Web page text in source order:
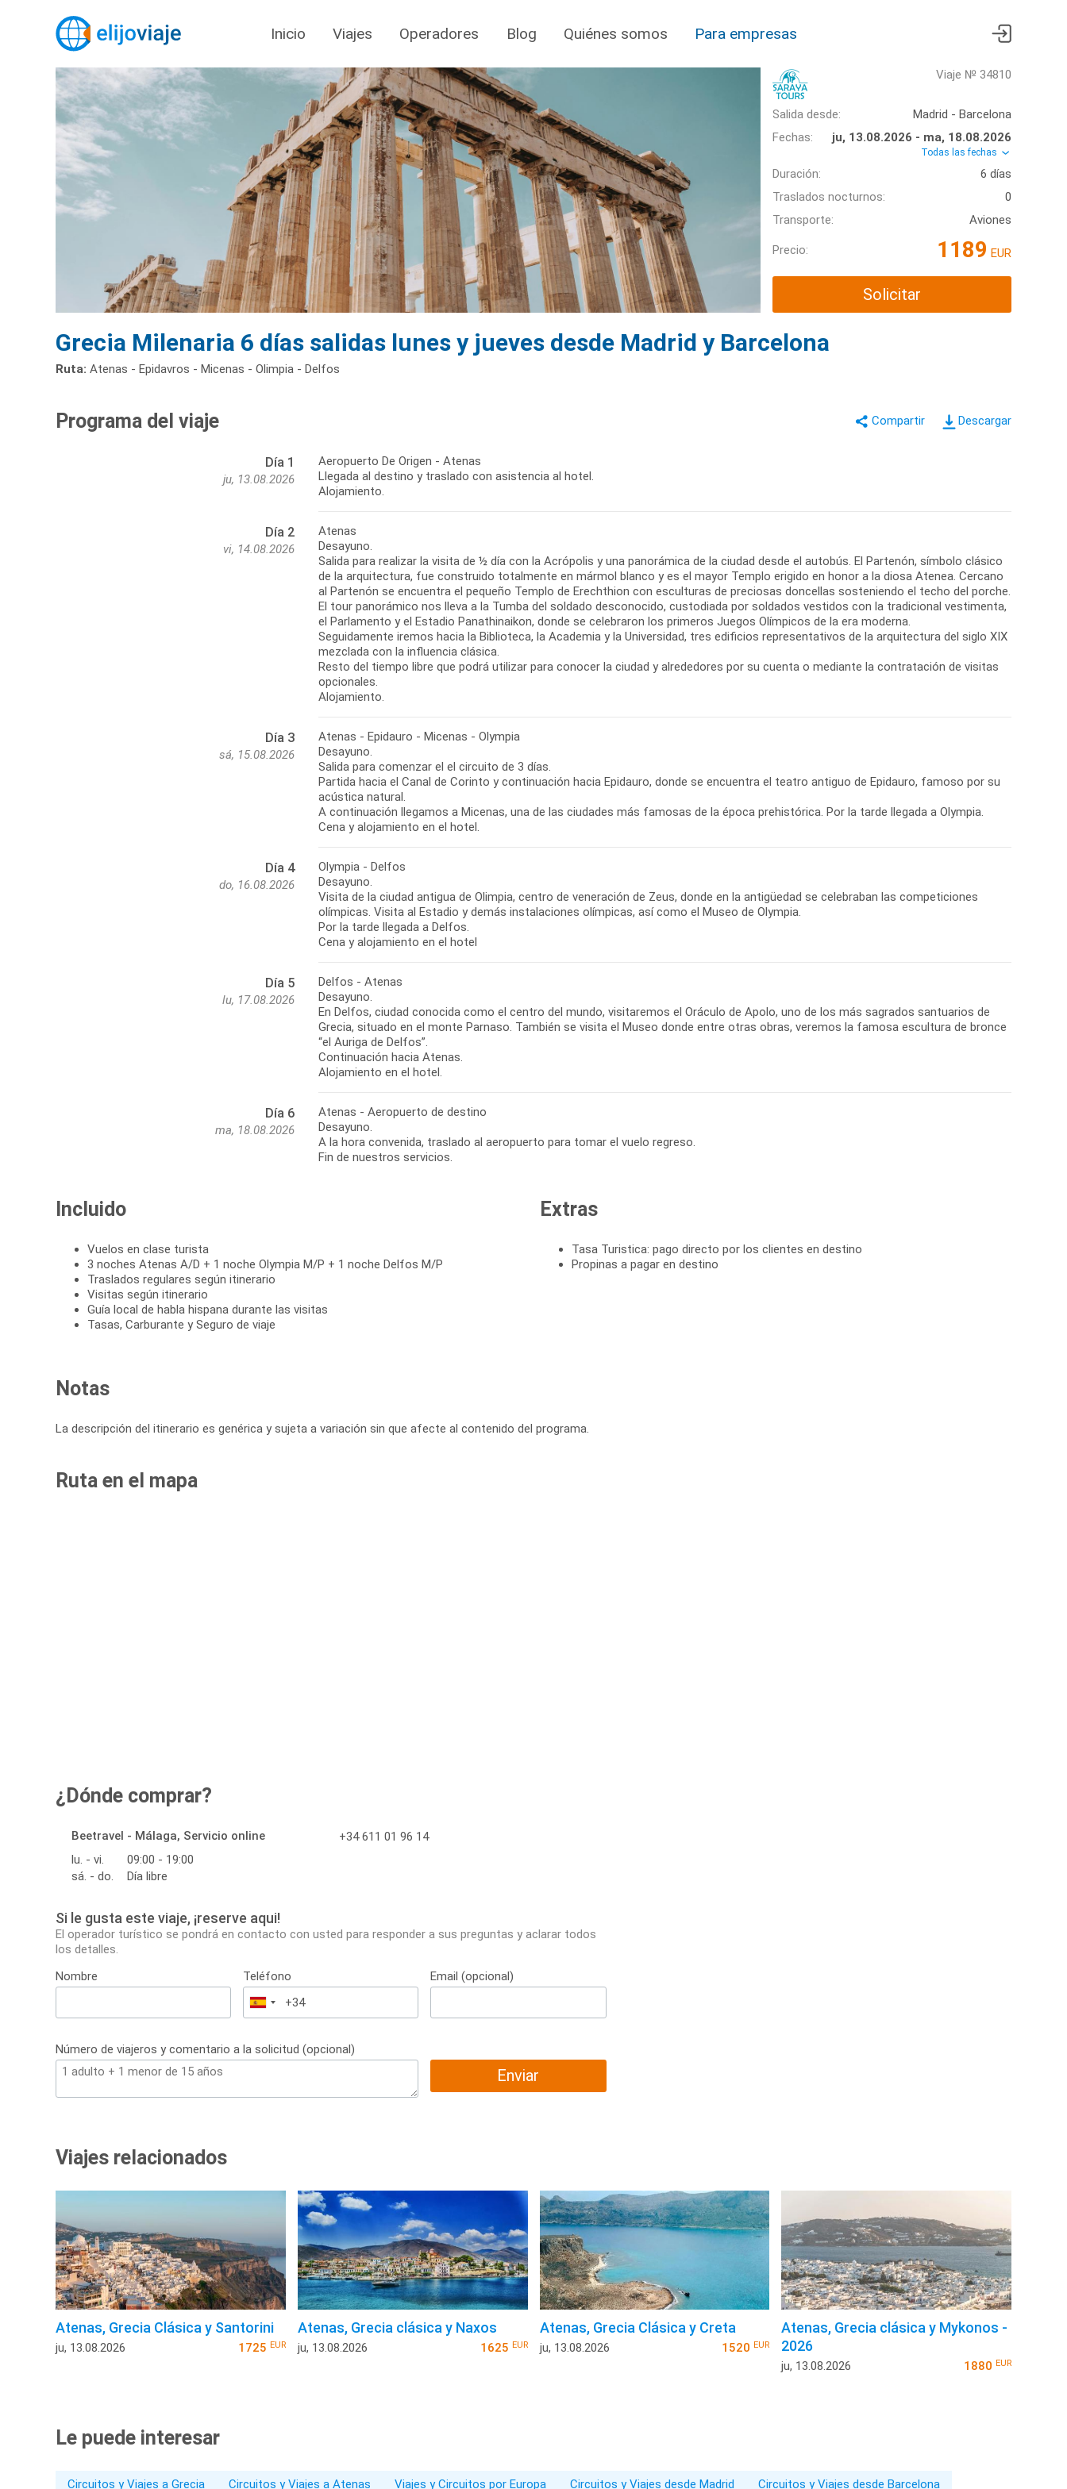
Inicio Viajes Operadores Blog Quiénes somos Para empresas
Viaje № 34810
Salida desde:
Madrid - Barcelona
Fechas:
ju, 13.08.2026 - ma, 18.08.2026
Todas las fechas
Duración:
6 días
Traslados nocturnos:
0
Transporte:
Aviones
Precio: 1189 EUR
Solicitar
Grecia Milenaria 6 días salidas lunes y jueves desde Madrid y Barcelona
Ruta: Atenas - Epidavros - Micenas - Olimpia - Delfos
Descargar
Programa del viaje
Día 1
ju, 13.08.2026
Aeropuerto De Origen - Atenas
Llegada al destino y traslado con asistencia al hotel.
Alojamiento.
Día 2
vi, 14.08.2026
Atenas
Desayuno.
Salida para realizar la visita de ½ día con la Acrópolis y una panorámica de la ciudad desde el autobús. El Partenón, símbolo clásico
de la arquitectura, fue construido totalmente en mármol blanco y es el mayor Templo erigido en honor a la diosa Atenea. Cercano
al Partenón se encuentra el pequeño Templo de Erechthion con esculturas de preciosas doncellas sosteniendo el techo del porche.
El tour panorámico nos lleva a la Tumba del soldado desconocido, custodiada por soldados vestidos con la tradicional vestimenta,
el Parlamento y el Estadio Panathinaikon, donde se celebraron los primeros Juegos Olímpicos de la era moderna.
Seguidamente iremos hacia la Biblioteca, la Academia y la Universidad, tres edificios representativos de la arquitectura del siglo XIX
mezclada con la influencia clásica.
Resto del tiempo libre que podrá utilizar para conocer la ciudad y alrededores por su cuenta o mediante la contratación de visitas
opcionales.
Alojamiento.
Día 3
sá, 15.08.2026
Atenas - Epidauro - Micenas - Olympia
Desayuno.
Salida para comenzar el el circuito de 3 días.
Partida hacia el Canal de Corinto y continuación hacia Epidauro, donde se encuentra el teatro antiguo de Epidauro, famoso por su
acústica natural.
A continuación llegamos a Micenas, una de las ciudades más famosas de la época prehistórica. Por la tarde llegada a Olympia.
Cena y alojamiento en el hotel.
Día 4
do, 16.08.2026
Olympia - Delfos
Desayuno.
Visita de la ciudad antigua de Olimpia, centro de veneración de Zeus, donde en la antigüedad se celebraban las competiciones
olímpicas. Visita al Estadio y demás instalaciones olímpicas, así como el Museo de Olympia.
Por la tarde llegada a Delfos.
Cena y alojamiento en el hotel
Día 5
lu, 17.08.2026
Delfos - Atenas
Desayuno.
En Delfos, ciudad conocida como el centro del mundo, visitaremos el Oráculo de Apolo, uno de los más sagrados santuarios de
Grecia, situado en el monte Parnaso. También se visita el Museo donde entre otras obras, veremos la famosa escultura de bronce
“el Auriga de Delfos”.
Continuación hacia Atenas.
Alojamiento en el hotel.
Día 6
ma, 18.08.2026
Atenas - Aeropuerto de destino
Desayuno.
A la hora convenida, traslado al aeropuerto para tomar el vuelo regreso.
Fin de nuestros servicios.
Incluido
Vuelos en clase turista
3 noches Atenas A/D + 1 noche Olympia M/P + 1 noche Delfos M/P
Traslados regulares según itinerario
Visitas según itinerario
Guía local de habla hispana durante las visitas
Tasas, Carburante y Seguro de viaje
Extras
Tasa Turistica: pago directo por los clientes en destino
Propinas a pagar en destino
Notas
La descripción del itinerario es genérica y sujeta a variación sin que afecte al contenido del programa.
Ruta en el mapa
¿Dónde comprar?
Beetravel - Málaga, Servicio online
lu. - vi.
09:00 - 19:00
sá. - do.
Día libre
+34 611 01 96 14
Si le gusta este viaje, ¡reserve aqui!
El operador turístico se pondrá en contacto con usted para responder a sus preguntas y aclarar todos
los detalles.
Nombre
Teléfono
España
+34
Email (opcional)
Número de viajeros y comentario a la solicitud (opcional)
Enviar
Viajes relacionados
Atenas, Grecia Clásica y Santorini
ju, 13.08.2026 1725 EUR
Atenas, Grecia clásica y Naxos
ju, 13.08.2026 1625 EUR
Atenas, Grecia Clásica y Creta
ju, 13.08.2026 1520EUR
Atenas, Grecia clásica y Mykonos -
2026
ju, 13.08.2026 1880 EUR
Le puede interesar
Circuitos y Viajes a Grecia Circuitos y Viajes a Atenas Viajes y Circuitos por Europa Circuitos y Viajes desde Madrid Circuitos y Viajes desde Barcelona